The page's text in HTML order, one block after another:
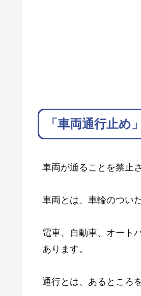
「車両通行止め
車両が通ることを禁止
車両とは、車輪のつい
電車、自動車、オート
あります。
通行とは、あるところ